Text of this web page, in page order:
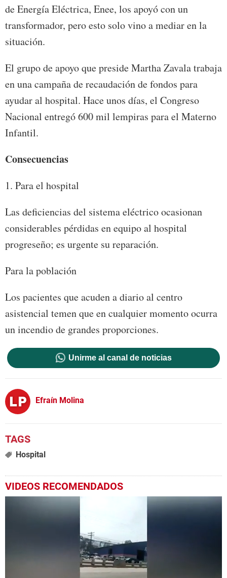
de Energía Eléctrica, Enee, los apoyó con un
transformador, pero esto solo vino a mediar en la
situación.
El grupo de apoyo que preside Martha Zavala trabaja
en una campaña de recaudación de fondos para
ayudar al hospital. Hace unos días, el Congreso
Nacional entregó 600 mil lempiras para el Materno
Infantil.
Consecuencias
1. Para el hospital
Las deficiencias del sistema eléctrico ocasionan
considerables pérdidas en equipo al hospital
progreseño; es urgente su reparación.
Para la población
Los pacientes que acuden a diario al centro
asistencial temen que en cualquier momento ocurra
un incendio de grandes proporciones.
Unirme al canal de noticias
Efraín Molina
Hospital
VIDEOS RECOMENDADOS